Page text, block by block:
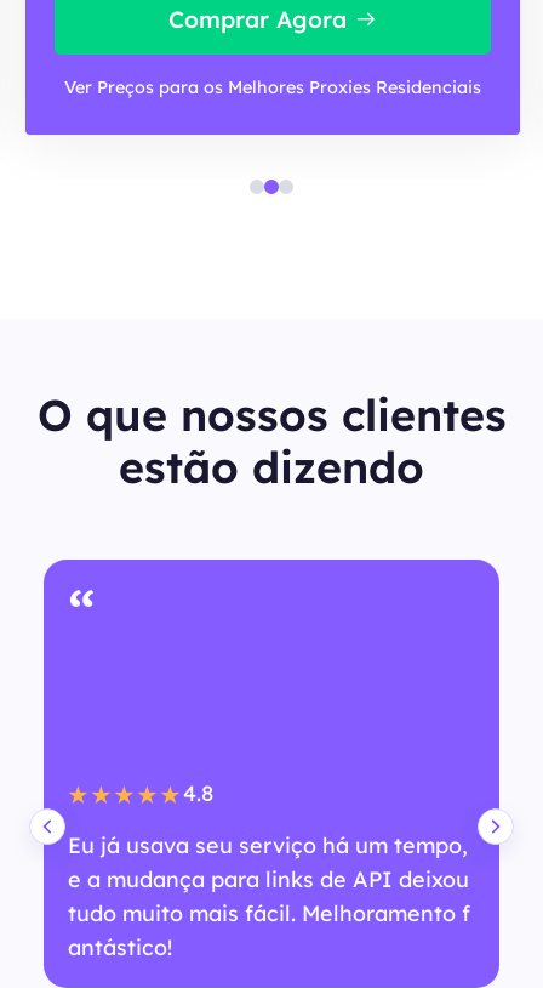
Comprar Agora
Ver Preços para os Melhores Proxies Residenciais
O que nossos clientes
estão dizendo
“
★★★★★4.8
Eu já usava seu serviço há um tempo,
e a mudança para links de API deixou
tudo muito mais fácil. Melhoramento f
antástico!